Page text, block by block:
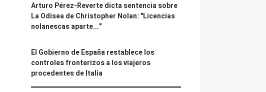
Arturo Pérez-Reverte dicta sentencia sobre
La Odisea de Christopher Nolan: "Licencias
nolanescas aparte..."
El Gobierno de España restablece los
controles fronterizos a los viajeros
procedentes de Italia